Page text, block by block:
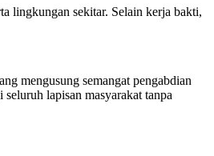
lingkungan sekitar. Selain kerja bakti,
mengusung semangat pengabdian
lapisan masyarakat tanpa